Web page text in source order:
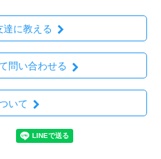
達に教える
問い合わせる
いて